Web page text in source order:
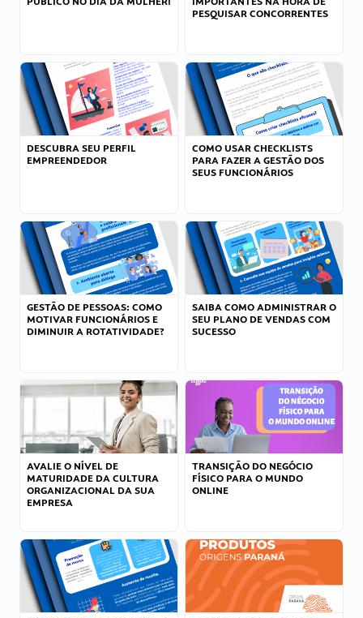
PESQUISAR CONCORRENTES
DESCUBRA SEU PERFIL
EMPREENDEDOR
COMO USAR CHECKLISTS
PARA FAZER A GESTÃO DOS
SEUS FUNCIONÁRIOS
GESTÃO DE PESSOAS: COMO
MOTIVAR FUNCIONÁRIOS E
DIMINUIR A ROTATIVIDADE?
SAIBA COMO ADMINISTRAR O
SEU PLANO DE VENDAS COM
SUCESSO
AVALIE O NÍVEL DE
MATURIDADE DA CULTURA
ORGANIZACIONAL DA SUA
EMPRESA
TRANSIÇÃO DO NEGÓCIO
FÍSICO PARA O MUNDO
ONLINE